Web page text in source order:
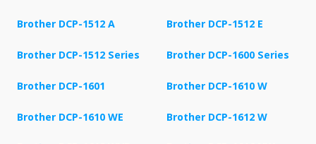
Brother DCP-1512 A Brother DCP-1512 E
Brother DCP-1512 Series Brother DCP-1600 Series
Brother DCP-1601 Brother DCP-1610 W
Brother DCP-1610 WE Brother DCP-1612 W